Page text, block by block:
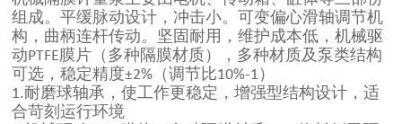
组成。平缓脉动设计，冲击小。可变偏心滑轴调节机
构，曲柄连杆传动。坚固耐用，维护成本低，机械驱
动PTFE膜片（多种隔膜材质），多种材质及泵类结构
可选，稳定精度±2%（调节比10%-1）
1.耐磨球轴承，使工作更稳定，增强型结构设计，适
合苛刻运行环境